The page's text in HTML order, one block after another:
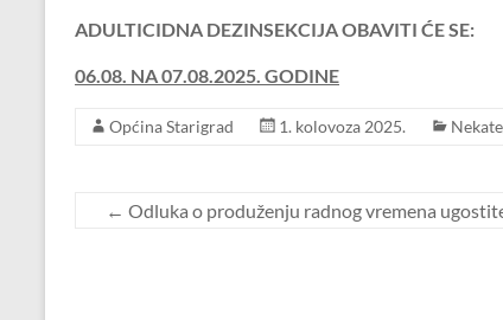
ADULTICIDNA DEZINSEKCIJA OBAVITI ĆE SE:
06.08. NA 07.08.2025. GODINE
Općina Starigrad 1. kolovoza 2025.
← Odluka o produženju radnog vremena